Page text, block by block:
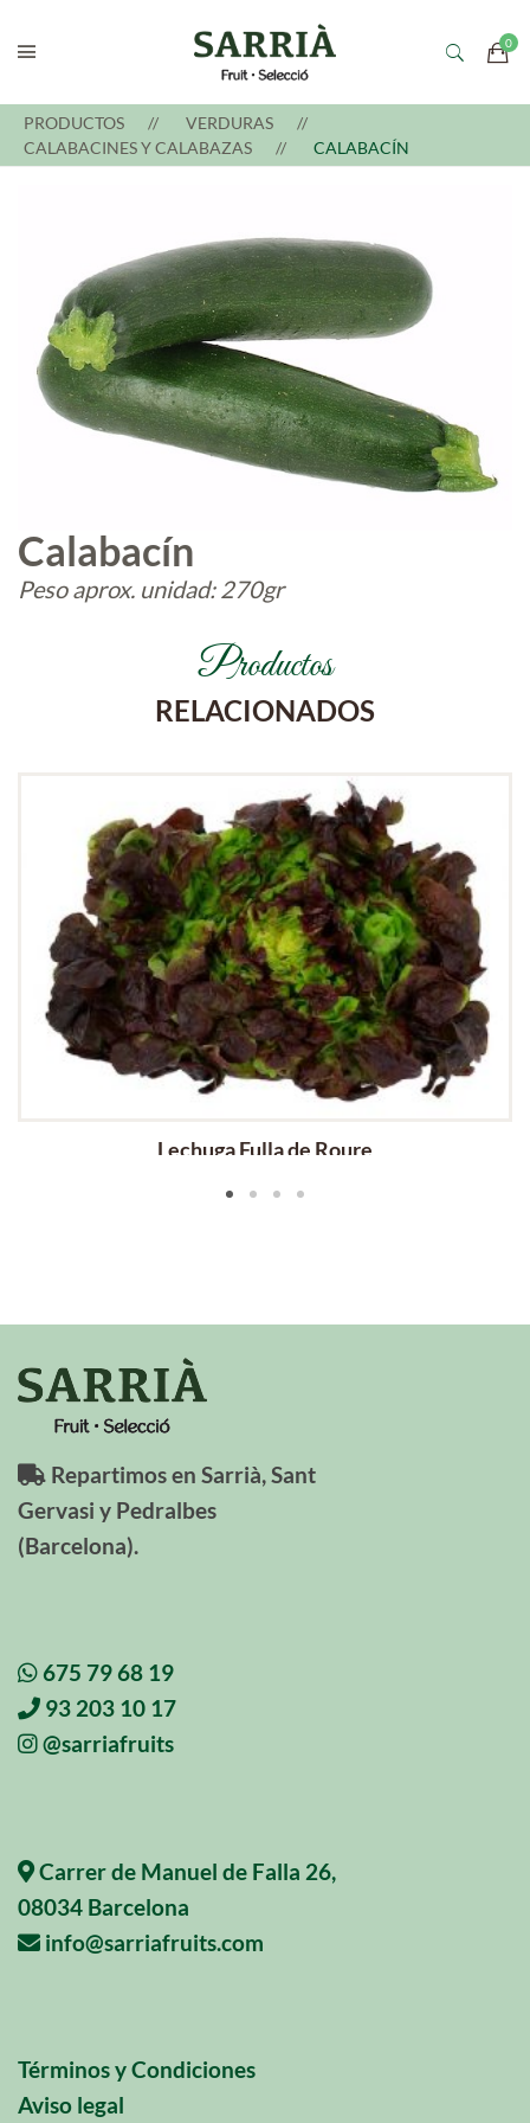
PRODUCTOS
VERDURAS
CALABACINES Y CALABAZAS
CALABACÍN
Calabacín
Peso aprox. unidad: 270gr
Productos
RELACIONADOS
Lechuga Fulla de Roure
Repartimos en Sarrià, Sant
Gervasi y Pedralbes
(Barcelona).
675 79 68 19
93 203 10 17
@sarriafruits
Carrer de Manuel de Falla 26,
08034 Barcelona
info@sarriafruits.com
Términos y Condiciones
Aviso legal